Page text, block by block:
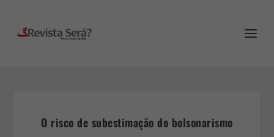
O risco de subestimação do bolsonarismo